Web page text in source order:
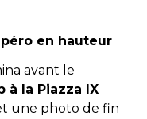
en hauteur
avant le
à la Piazza IX
une photo de fin